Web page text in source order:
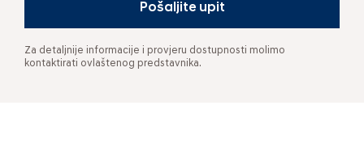
Pošaljite upit
Za detaljnije informacije i provjeru dostupnosti molimo
kontaktirati ovlaštenog predstavnika.